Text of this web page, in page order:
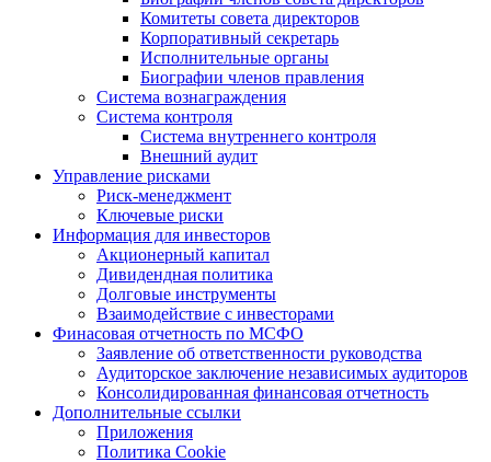
Комитеты совета директоров
Корпоративный секретарь
Исполнительные органы
Биографии членов правления
Система вознаграждения
Система контроля
Система внутреннего контроля
Внешний аудит
Управление рисками
Риск-менеджмент
Ключевые риски
Информация для инвесторов
Акционерный капитал
Дивидендная политика
Долговые инструменты
Взаимодействие с инвеcторами
Финасовая отчетность по МСФО
Заявление об ответственности руководства
Аудиторское заключение независимых аудиторов
Консолидированная финансовая отчетность
Дополнительные ссылки
Приложения
Политика Cookie